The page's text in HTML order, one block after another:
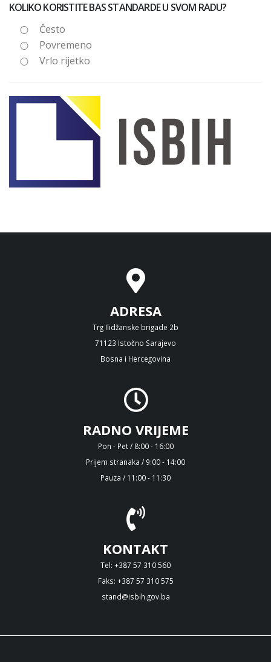
KOLIKO KORISTITE BAS STANDARDE U SVOM RADU?
Često
Povremeno
Vrlo rijetko
ADRESA
Trg Ilidžanske brigade 2b
71123 Istočno Sarajevo
Bosna i Hercegovina
RADNO VRIJEME
Pon - Pet / 8:00 - 16:00
Prijem stranaka / 9:00 - 14:00
Pauza / 11:00 - 11:30
KONTAKT
Tel: +387 57 310 560
Faks: +387 57 310 575
stand@isbih.gov.ba